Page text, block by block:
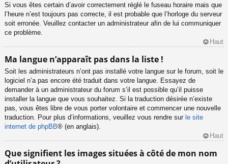
Si vous êtes certain d’avoir correctement réglé le fuseau horaire mais que
l’heure n’est toujours pas correcte, il est probable que l’horloge du serveur
soit erronée. Veuillez contacter un administrateur afin de lui communiquer
ce problème.
Haut
Ma langue n’apparaît pas dans la liste !
Soit les administrateurs n’ont pas installé votre langue sur le forum, soit le
logiciel n’a pas encore été traduit dans votre langue. Essayez de
demander à un administrateur du forum s’il est possible qu’il puisse
installer la langue que vous souhaitez. Si la traduction désirée n’existe
pas, vous êtes libre de vous porter volontaire et commencer une nouvelle
traduction. Pour plus d’informations, veuillez vous rendre sur le site
internet de phpBB® (en anglais).
Haut
Que signifient les images situées à côté de mon nom